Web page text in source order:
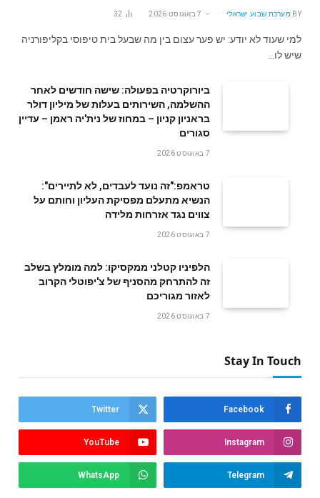
BY מערכת שבוע ישראלי 7 באוגוסט 2026 32
למי שעוד לא יודע: יש פער עצום בין מה שבעל בית טיפוסי בקליפורניה
שיש לו…
ביורוקרטיה בפעולה: שישה חודשים לאחר
ההשלמה, השירותים בעלות של מיליון דולר
בראניון קניון – במחוז של נית'יה ראמן – עדיין
סגורים
7 באוגוסט 2026
טראמפ:"זה נועד לעבדים, לא לתיירים":
הנשיא מתעלם מפסיקת העליון וחותם על
צווים נגד אזרחות מלידה
7 באוגוסט 2026
הלפיניו קטלני ממקסיקו: למה מומלץ בשלב
זה להתרחק מהסניף של צ'יפוטלי הקרוב
לאזור מגוריכם
7 באוגוסט 2026
Stay In Touch
Facebook
Twitter
Instagram
YouTube
Telegram
WhatsApp